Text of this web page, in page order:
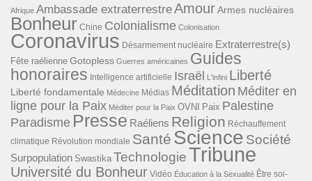
Afrique Ambassade extraterrestreAmourArmes nucléaires
Bonheur Chine Colonialisme Colonisation
Coronavirus Désarmement nucléaire Extraterrestre(s)
Fête raélienne Gotopless Guerres américaines Guides
honoraires Intelligence artificielle Israël L'infini Liberté
Liberté fondamentale Médecine Médias Méditation Méditer en
ligne pour la Paix Méditer pour la Paix OVNI Paix Palestine
Paradisme Presse Raéliens Religion Réchauffement
climatique Révolution mondiale Santé Science Société
Surpopulation Swastika TechnologieTribune
Université du Bonheur Vidéo Éducation à la Sexualité Être soi-